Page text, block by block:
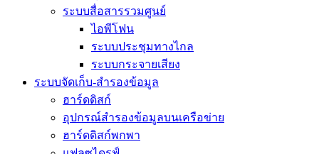
ระบบสื่อสารรวมศูนย์
ไอพีโฟน
ระบบประชุมทางไกล
ระบบกระจายเสียง
ระบบจัดเก็บ-สำรองข้อมูล
ฮาร์ดดิสก์
อุปกรณ์สำรองข้อมูลบนเครือข่าย
ฮาร์ดดิสก์พกพา